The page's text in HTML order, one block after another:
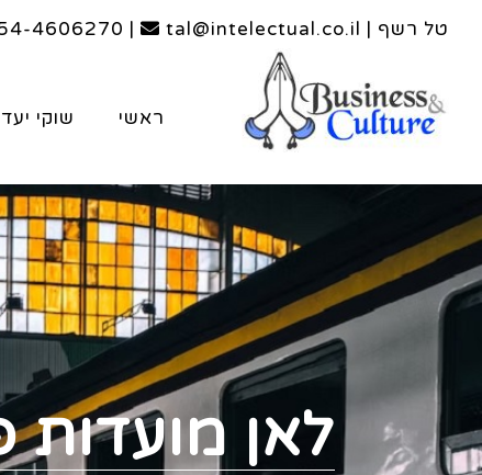
טל רשף | tal@intelectual.co.il |
4606270
ראשי שוקי יעד
לאן מועדות